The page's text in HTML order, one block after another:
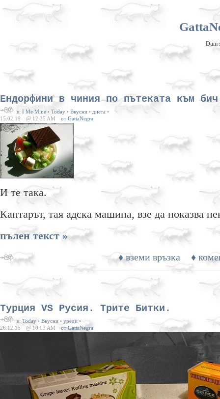
Dum
Ендорфини в чиния по пътеката към
в: I Me Mine• Today• Вкусни• диета •
15.02.19
@ 12:25 AM от GattaNegra
И те така.
Кантарът, тая адска машина, взе да показва
пълен текст »
♦ вземи връзка ♦
Турция VS Русия. Трите Битки.
в:Today• Вкусни• уреди•
26.12.15
@ 10:03 AM от GattaNegra